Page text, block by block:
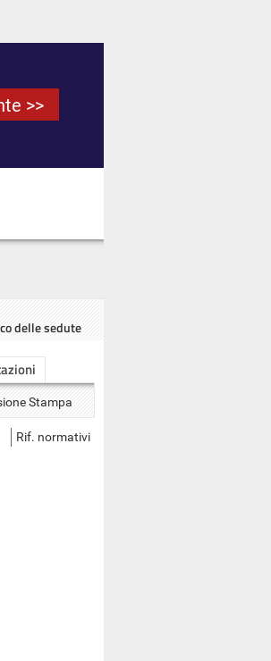
>>
delle sedute
Stampa
Rif. normativi